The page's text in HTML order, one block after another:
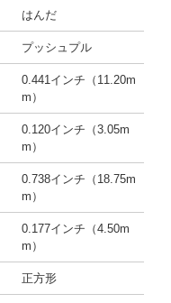
はんだ
プッシュプル
0.441インチ（11.20m
m）
0.120インチ（3.05m
m）
0.738インチ（18.75m
m）
0.177インチ（4.50m
m）
正方形